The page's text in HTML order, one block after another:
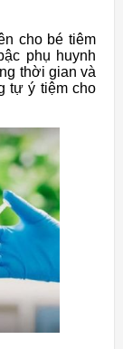
cho bé tiêm
phụ huynh
thời gian và
tự ý tiệm cho